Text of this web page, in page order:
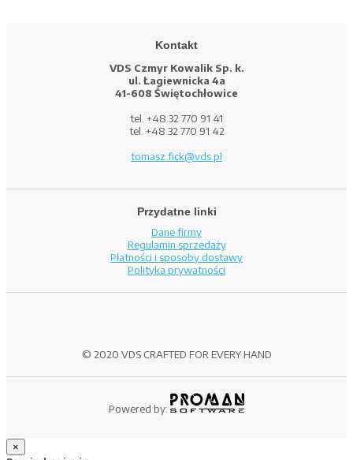
Kontakt
VDS Czmyr Kowalik Sp. k.
ul. Łagiewnicka 4a
41-608 Świętochłowice
tel. +48 32 770 91 41
tel. +48 32 770 91 42
tomasz.fick@vds.pl
Przydatne linki
Dane firmy
Regulamin sprzedaży
Płatności i sposoby dostawy
Polityka prywatności
© 2020 VDS CRAFTED FOR EVERY HAND
Powered by:
×